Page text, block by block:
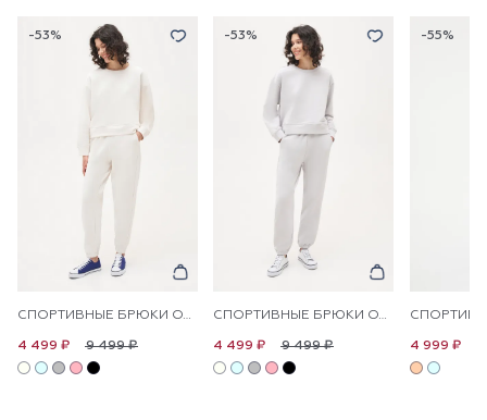
-53%
СПОРТИВНЫЕ БРЮКИ ОДНОТОННЫЕ
9 499 ₽
4 499 ₽
-53%
СПОРТИВНЫЕ БРЮКИ ОДНОТОННЫЕ
9 499 ₽
4 499 ₽
-55%
4 999 ₽